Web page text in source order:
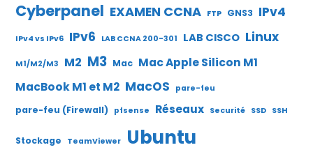
Cyberpanel EXAMEN CCNA FTP GNS3 IPv4
IPv4 vs IPv6 IPv6 LAB CCNA 200-301 LAB CISCO Linux
M1/M2/M3 M2 M3 Mac Mac Apple Silicon M1
MacBook M1 et M2 MacOS pare-feu
pare-feu (Firewall) pfsense Réseaux Securité SSD SSH
Stockage TeamViewer Ubuntu